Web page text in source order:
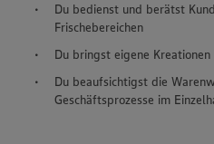
Du bedienst und berätst
Frischebereichen
Du bringst eigene Kreationen
Du beaufsichtigst die
Geschäftsprozesse im